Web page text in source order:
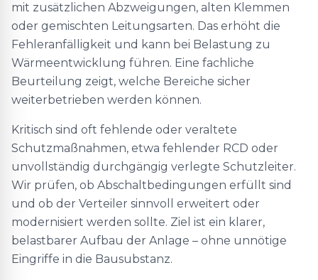
mit zusätzlichen Abzweigungen, alten Klemmen
oder gemischten Leitungsarten. Das erhöht die
Fehleranfälligkeit und kann bei Belastung zu
Wärmeentwicklung führen. Eine fachliche
Beurteilung zeigt, welche Bereiche sicher
weiterbetrieben werden können.
Kritisch sind oft fehlende oder veraltete
Schutzmaßnahmen, etwa fehlender RCD oder
unvollständig durchgängig verlegte Schutzleiter.
Wir prüfen, ob Abschaltbedingungen erfüllt sind
und ob der Verteiler sinnvoll erweitert oder
modernisiert werden sollte. Ziel ist ein klarer,
belastbarer Aufbau der Anlage – ohne unnötige
Eingriffe in die Bausubstanz.